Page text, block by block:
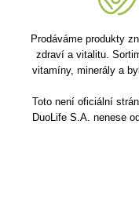
Prodáváme produkty
zdraví a vitalitu.
vitamíny, minerály a
Toto není oficiální
DuoLife S.A. nenese